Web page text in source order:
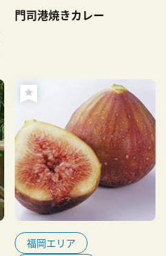
門司港焼きカレー
福岡エリア